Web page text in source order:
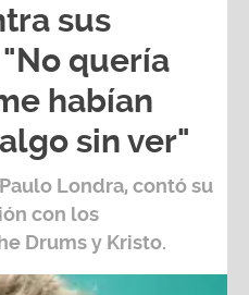
sus
quería
habían
sin ver"
Londra, contó su
con los
Drums y Kristo.